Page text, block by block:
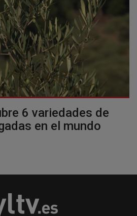
6 variedades de
en el mundo